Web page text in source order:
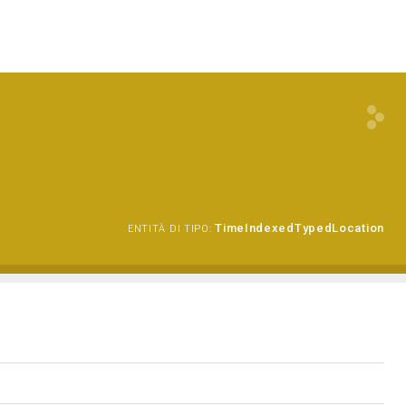
ENTITÀ DI TIPO: TimeIndexedTypedLocation